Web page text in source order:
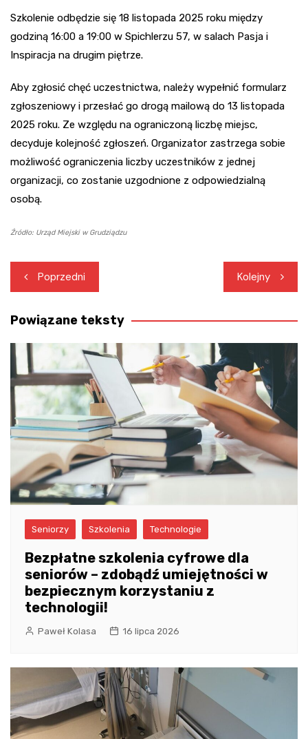
Szkolenie odbędzie się 18 listopada 2025 roku między
godziną 16:00 a 19:00 w Spichlerzu 57, w salach Pasja i
Inspiracja na drugim piętrze.
Aby zgłosić chęć uczestnictwa, należy wypełnić formularz
zgłoszeniowy i przesłać go drogą mailową do 13 listopada
2025 roku. Ze względu na ograniczoną liczbę miejsc,
decyduje kolejność zgłoszeń. Organizator zastrzega sobie
możliwość ograniczenia liczby uczestników z jednej
organizacji, co zostanie uzgodnione z odpowiedzialną
osobą.
Źródło: Urząd Miejski w Grudziądzu
Nawigacja
wpisu
Poprzedni Kolejny
Powiązane teksty
Seniorzy Szkolenia Technologie
Bezpłatne szkolenia cyfrowe dla
seniorów – zdobądź umiejętności w
bezpiecznym korzystaniu z
technologii!
Paweł Kolasa 16 lipca 2026